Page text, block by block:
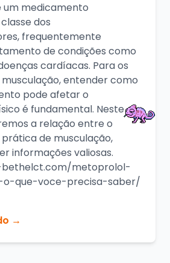
medicamento
dos
frequentemente
de condições como
cardíacas. Para os
entender como
pode afetar o
é fundamental. Neste
a relação entre o
de musculação,
informações valiosas.
metoprolol-
o-que-voce-precisa-saber/
→